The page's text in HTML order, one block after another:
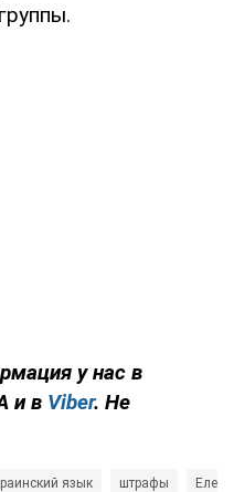
у нас в
и в Viber. Не
язык штрафы